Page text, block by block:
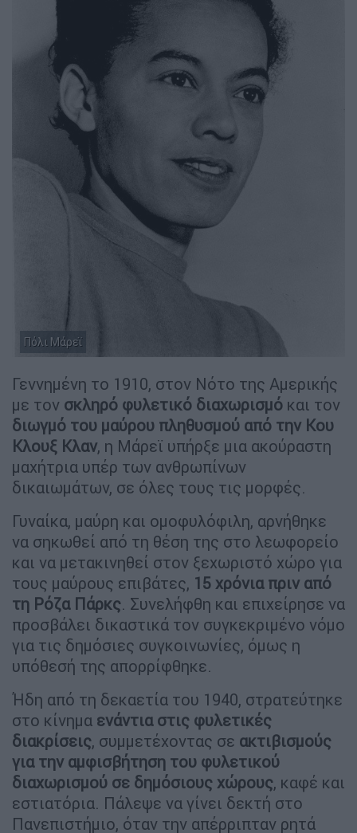
Πόλι Μάρεϊ
Γεννημένη το 1910, στον Νότο της Αμερικής
με τον σκληρό φυλετικό διαχωρισμό και τον
διωγμό του μαύρου πληθυσμού από την Κου
Κλουξ Κλαν, η Μάρεϊ υπήρξε μια ακούραστη
μαχήτρια υπέρ των ανθρωπίνων
δικαιωμάτων, σε όλες τους τις μορφές.
Γυναίκα, μαύρη και ομοφυλόφιλη, αρνήθηκε
να σηκωθεί από τη θέση της στο λεωφορείο
και να μετακινηθεί στον ξεχωριστό χώρο για
τους μαύρους επιβάτες, 15 χρόνια πριν από
τη Ρόζα Πάρκς. Συνελήφθη και επιχείρησε να
προσβάλει δικαστικά τον συγκεκριμένο νόμο
για τις δημόσιες συγκοινωνίες, όμως η
υπόθεσή της απορρίφθηκε.
Ήδη από τη δεκαετία του 1940, στρατεύτηκε
στο κίνημα ενάντια στις φυλετικές
διακρίσεις, συμμετέχοντας σε ακτιβισμούς
για την αμφισβήτηση του φυλετικού
διαχωρισμού σε δημόσιους χώρους, καφέ και
εστιατόρια. Πάλεψε να γίνει δεκτή στο
Πανεπιστήμιο, όταν την απέρριπταν ρητά